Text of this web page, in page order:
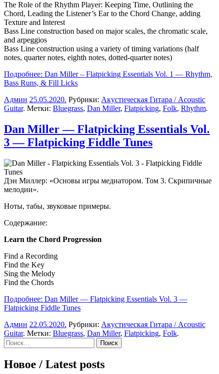
The Role of the Rhythm Player: Keeping Time, Outlining the
Chord, Leading the Listener’s Ear to the Chord Change, adding
Texture and Interest
Bass Line construction based on major scales, the chromatic scale,
and arpeggios
Bass Line construction using a variety of timing variations (half
notes, quarter notes, eighth notes, dotted-quarter notes)
Подробнее: Dan Miller – Flatpicking Essentials Vol. 1 — Rhythm,
Bass Runs, & Fill Licks
Админ 25.05.2020. Рубрики: Акустическая Гитара / Acoustic
Guitar. Метки: Bluegrass, Dan Miller, Flatpicking, Folk, Rhythm.
Dan Miller — Flatpicking Essentials Vol.
3 — Flatpicking Fiddle Tunes
Дэн Миллер: «Основы игры медиатором. Том 3. Скрипичные
мелодии».
Ноты, табы, звуковые примеры.
Содержание:
Learn the Chord Progression
Find a Recording
Find the Key
Sing the Melody
Find the Chords
Подробнее: Dan Miller — Flatpicking Essentials Vol. 3 —
Flatpicking Fiddle Tunes
Админ 22.05.2020. Рубрики: Акустическая Гитара / Acoustic
Guitar. Метки: Bluegrass, Dan Miller, Flatpicking, Folk.
Sidebar
Найти:
Новое / Latest posts